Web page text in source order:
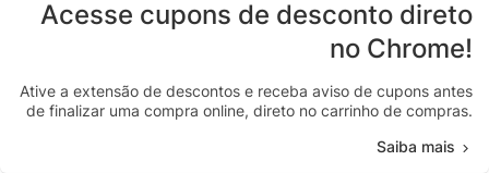
Acesse cupons de desconto direto
no Chrome!
Ative a extensão de descontos e receba aviso de cupons antes
de finalizar uma compra online, direto no carrinho de compras.
Saiba mais